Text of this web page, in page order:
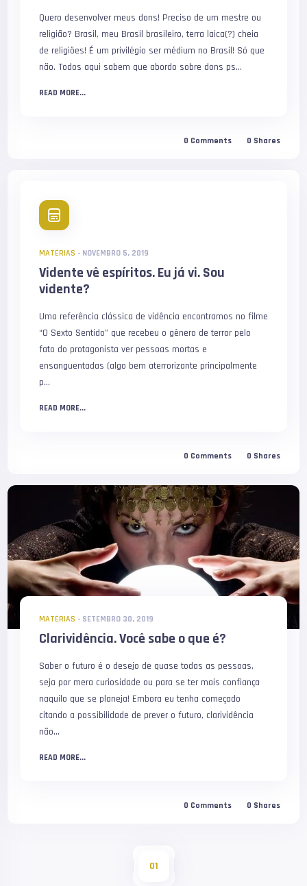
Quero desenvolver meus dons! Preciso de um mestre ou
religião? Brasil, meu Brasil brasileiro, terra laica(?) cheia
de religiões! É um privilégio ser médium no Brasil! Só que
não. Todos aqui sabem que abordo sobre dons ps...
READ MORE...
0 Comments 0 Shares
MATÉRIAS - NOVEMBRO 5, 2019
Vidente vê espíritos. Eu já vi. Sou
vidente?
Uma referência clássica de vidência encontramos no filme
“O Sexto Sentido” que recebeu o gênero de terror pelo
fato do protagonista ver pessoas mortas e
ensanguentadas (algo bem aterrorizante principalmente
p...
READ MORE...
0 Comments 0 Shares
MATÉRIAS - SETEMBRO 30, 2019
Clarividência. Você sabe o que é?
Saber o futuro é o desejo de quase todas as pessoas,
seja por mera curiosidade ou para se ter mais confiança
naquilo que se planeja! Embora eu tenha começado
citando a possibilidade de prever o futuro, clarividência
não...
READ MORE...
0 Comments 0 Shares
01